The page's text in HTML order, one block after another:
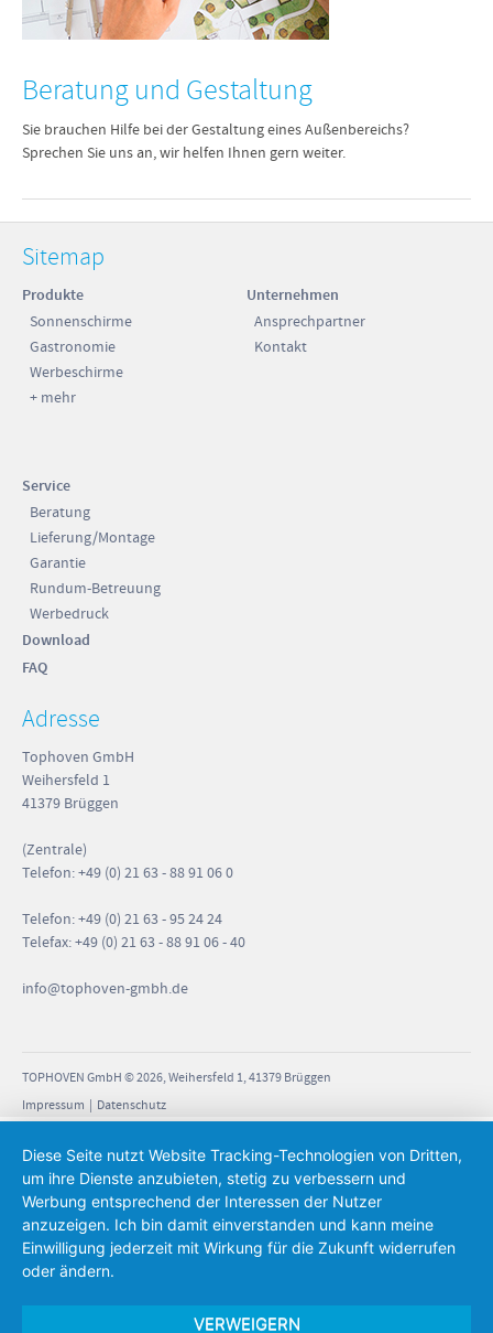
Beratung und Gestaltung
Sie brauchen Hilfe bei der Gestaltung eines Außenbereichs?
Sprechen Sie uns an, wir helfen Ihnen gern weiter.
Sitemap
Produkte
Sonnenschirme
Gastronomie
Werbeschirme
+ mehr
Unternehmen
Ansprechpartner
Kontakt
Service
Beratung
Lieferung/Montage
Garantie
Rundum-Betreuung
Werbedruck
Download
FAQ
Adresse
Tophoven GmbH
Weihersfeld 1
41379 Brüggen
(Zentrale)
Telefon: +49 (0) 21 63 - 88 91 06 0
Telefon: +49 (0) 21 63 - 95 24 24
Telefax: +49 (0) 21 63 - 88 91 06 - 40
info@tophoven-gmbh.de
TOPHOVEN GmbH © 2026, Weihersfeld 1, 41379 Brüggen
Impressum
Datenschutz
Diese Seite nutzt Website Tracking-Technologien von Dritten,
um ihre Dienste anzubieten, stetig zu verbessern und
Werbung entsprechend der Interessen der Nutzer
anzuzeigen. Ich bin damit einverstanden und kann meine
Einwilligung jederzeit mit Wirkung für die Zukunft widerrufen
oder ändern.
VERWEIGERN